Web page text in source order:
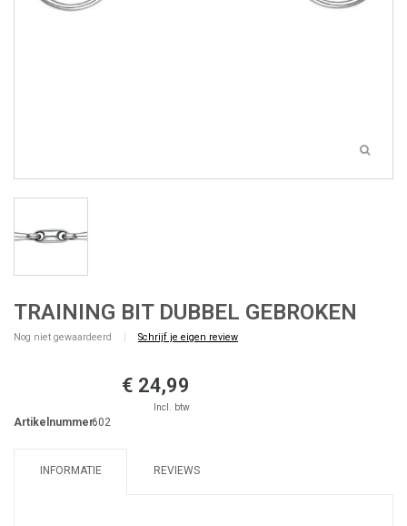
TRAINING BIT DUBBEL GEBROKEN
Nog niet gewaardeerd Schrijf je eigen review
€ 24,99
Incl. btw
Artikelnummer:602
INFORMATIE REVIEWS